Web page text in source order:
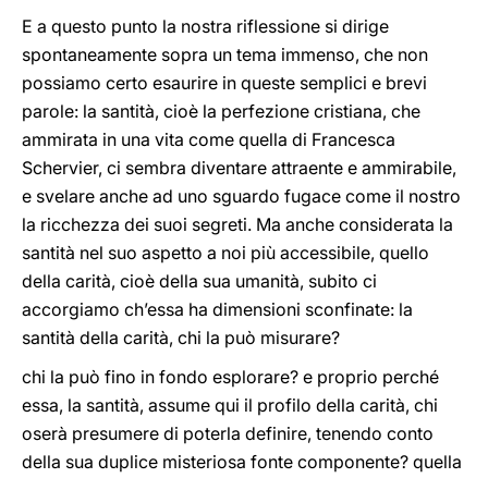
E a questo punto la nostra riflessione si dirige
spontaneamente sopra un tema immenso, che non
possiamo certo esaurire in queste semplici e brevi
parole: la santità, cioè la perfezione cristiana, che
ammirata in una vita come quella di Francesca
Schervier, ci sembra diventare attraente e ammirabile,
e svelare anche ad uno sguardo fugace come il nostro
la ricchezza dei suoi segreti. Ma anche considerata la
santità nel suo aspetto a noi più accessibile, quello
della carità, cioè della sua umanità, subito ci
accorgiamo ch’essa ha dimensioni sconfinate: la
santità della carità, chi la può misurare?
chi la può fino in fondo esplorare? e proprio perché
essa, la santità, assume qui il profilo della carità, chi
oserà presumere di poterla definire, tenendo conto
della sua duplice misteriosa fonte componente? quella